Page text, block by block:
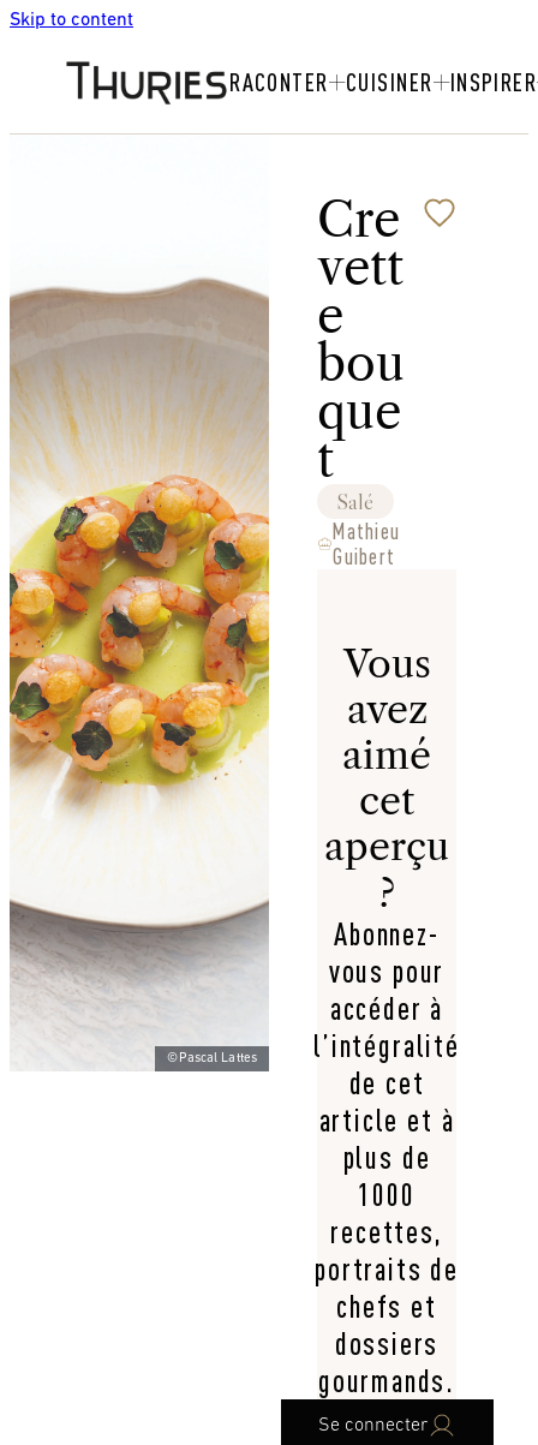
Skip to content
RACONTER CUISINER INSPIRER
©Pascal Lattes
Cre
vett
e
bou
que
t
Salé
Mathieu
Guibert
Vous
avez
aimé
cet
aperçu
?
Abonnez-
vous pour
accéder à
l’intégralité
de cet
article et à
plus de
1000
recettes,
portraits de
chefs et
dossiers
gourmands.
Se connecter